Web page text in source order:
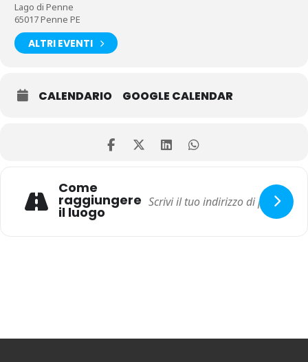
Lago di Penne
65017 Penne PE
ALTRI EVENTI
CALENDARIO GOOGLE CALENDAR
Come
raggiungere
il luogo